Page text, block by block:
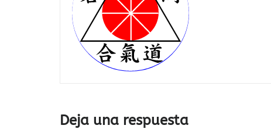
Deja una respuesta